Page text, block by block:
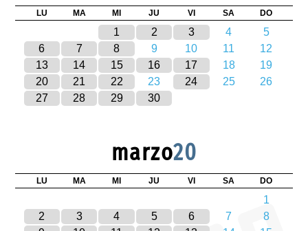
LU MA MI JU VI SA DO
1 2 3 4
5
6
7 8 9 10 11
12
13
14 15 16 17 18
19
20
21 22 23 24 25
26
27
28 29 30
marzo20
LU MA MI JU VI SA DO
1
2
3 4 5 6 7
8